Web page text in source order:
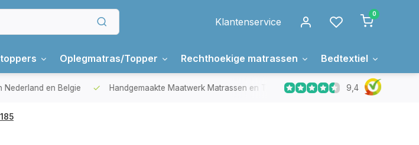
Klantenservice
0
Oplegmatras/Topper Rechthoekige matrassen Bedtextiel
en Belgie Handgemaakte Maatwerk Matrassen en Toppers In Nederland gemaakt
9,4